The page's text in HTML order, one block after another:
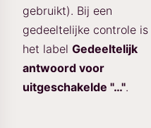
gebruikt). Bij een
gedeeltelijke controle is
het label Gedeeltelijk
antwoord voor
uitgeschakelde "…".